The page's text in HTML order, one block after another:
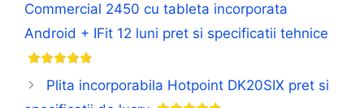
Commercial 2450 cu tableta incorporata
Android + IFit 12 luni pret si specificatii tehnice
Plita incorporabila Hotpoint DK20SIX pret si